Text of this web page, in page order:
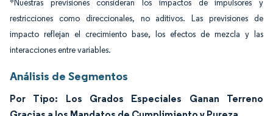
*Nuestras previsiones consideran los impactos de impulsores y
restricciones como direccionales, no aditivos. Las previsiones de
impacto reflejan el crecimiento base, los efectos de mezcla y las
interacciones entre variables.
Análisis de Segmentos
Por Tipo: Los Grados Especiales Ganan Terreno